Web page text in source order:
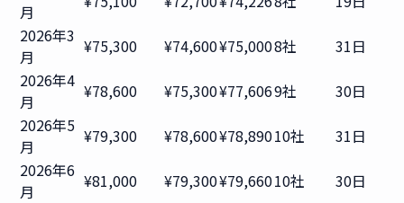
月
2026年3
月
¥75,300 ¥74,600¥75,0008社
31日
2026年4
月
¥78,600 ¥75,300¥77,6069社
30日
2026年5
月
¥79,300 ¥78,600¥78,89010社
31日
2026年6
月
¥81,000 ¥79,300¥79,66010社
30日